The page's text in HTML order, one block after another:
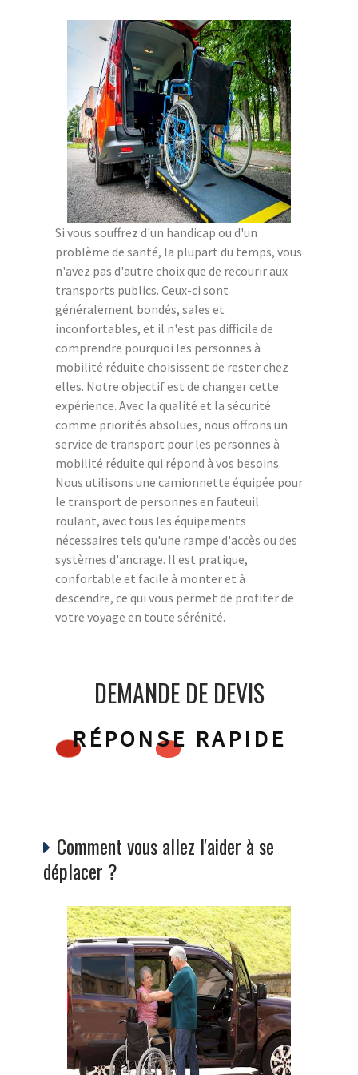
Si vous souffrez d'un handicap ou d'un
problème de santé, la plupart du temps, vous
n'avez pas d'autre choix que de recourir aux
transports publics. Ceux-ci sont
généralement bondés, sales et
inconfortables, et il n'est pas difficile de
comprendre pourquoi les personnes à
mobilité réduite choisissent de rester chez
elles. Notre objectif est de changer cette
expérience. Avec la qualité et la sécurité
comme priorités absolues, nous offrons un
service de transport pour les personnes à
mobilité réduite qui répond à vos besoins.
Nous utilisons une camionnette équipée pour
le transport de personnes en fauteuil
roulant, avec tous les équipements
nécessaires tels qu'une rampe d'accès ou des
systèmes d'ancrage. Il est pratique,
confortable et facile à monter et à
descendre, ce qui vous permet de profiter de
votre voyage en toute sérénité.
DEMANDE DE DEVIS
RÉPONSE RAPIDE
Comment vous allez l'aider à se
déplacer ?